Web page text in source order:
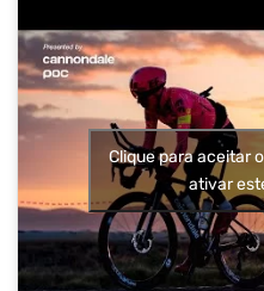
Clique para aceitar
ativar